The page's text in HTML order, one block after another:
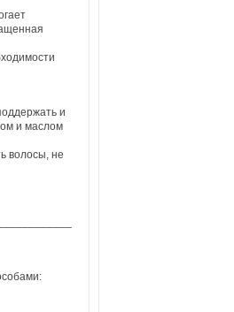
и
и маслом
волосы, не